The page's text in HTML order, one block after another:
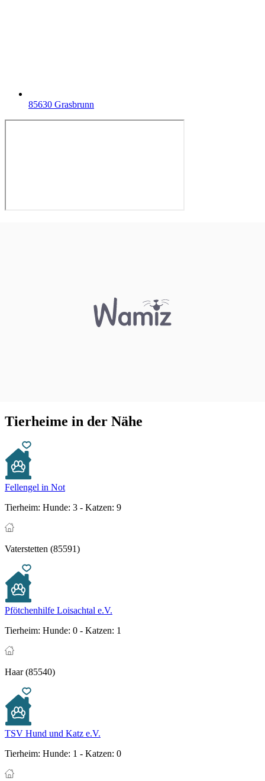
85630 Grasbrunn
Tierheime in der Nähe
Fellengel in Not
Tierheim: Hunde: 3 - Katzen: 9
Vaterstetten (85591)
Pfötchenhilfe Loisachtal e.V.
Tierheim: Hunde: 0 - Katzen: 1
Haar (85540)
TSV Hund und Katz e.V.
Tierheim: Hunde: 1 - Katzen: 0